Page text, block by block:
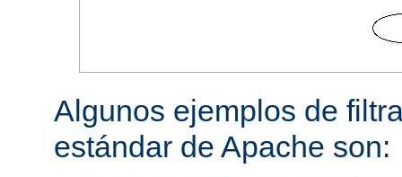
Algunos ejemplos de
estándar de Apache son: